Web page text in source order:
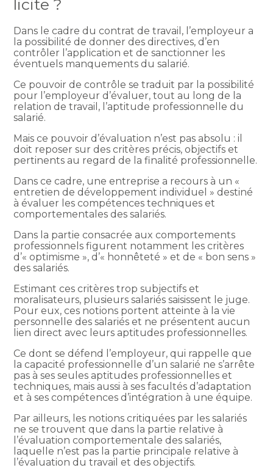
licite ?
Dans le cadre du contrat de travail, l’employeur a
la possibilité de donner des directives, d’en
contrôler l’application et de sanctionner les
éventuels manquements du salarié.
Ce pouvoir de contrôle se traduit par la possibilité
pour l’employeur d’évaluer, tout au long de la
relation de travail, l’aptitude professionnelle du
salarié.
Mais ce pouvoir d’évaluation n’est pas absolu : il
doit reposer sur des critères précis, objectifs et
pertinents au regard de la finalité professionnelle.
Dans ce cadre, une entreprise a recours à un «
entretien de développement individuel » destiné
à évaluer les compétences techniques et
comportementales des salariés.
Dans la partie consacrée aux comportements
professionnels figurent notamment les critères
d’« optimisme », d’« honnêteté » et de « bon sens »
des salariés.
Estimant ces critères trop subjectifs et
moralisateurs, plusieurs salariés saisissent le juge.
Pour eux, ces notions portent atteinte à la vie
personnelle des salariés et ne présentent aucun
lien direct avec leurs aptitudes professionnelles.
Ce dont se défend l’employeur, qui rappelle que
la capacité professionnelle d’un salarié ne s’arrête
pas à ses seules aptitudes professionnelles et
techniques, mais aussi à ses facultés d’adaptation
et à ses compétences d’intégration à une équipe.
Par ailleurs, les notions critiquées par les salariés
ne se trouvent que dans la partie relative à
l’évaluation comportementale des salariés,
laquelle n’est pas la partie principale relative à
l’évaluation du travail et des objectifs.